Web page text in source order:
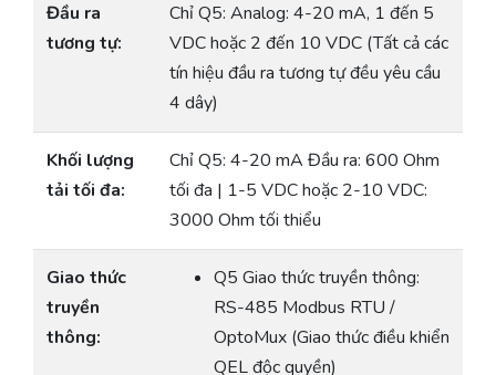
Đầu ra
tương tự:
Chỉ Q5: Analog: 4-20 mA, 1 đến 5
VDC hoặc 2 đến 10 VDC (Tất cả các
tín hiệu đầu ra tương tự đều yêu cầu
4 dây)
Khối lượng
tải tối đa:
Chỉ Q5: 4-20 mA Đầu ra: 600 Ohm
tối đa | 1-5 VDC hoặc 2-10 VDC:
3000 Ohm tối thiểu
Giao thức
truyền
thông:
Q5 Giao thức truyền thông:
RS-485 Modbus RTU /
OptoMux (Giao thức điều khiển
QEL độc quyền)